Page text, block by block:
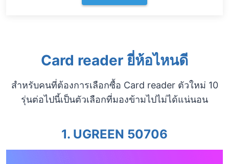
Card reader ยี่ห้อไหนดี
สำหรับคนที่ต้องการเลือกซื้อ Card reader ตัวใหม่ 10
รุ่นต่อไปนี้เป็นตัวเลือกที่มองข้ามไปไม่ได้แน่นอน
1. UGREEN 50706